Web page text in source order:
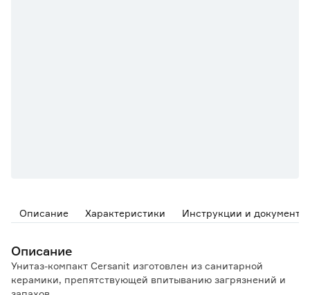
Описание Характеристики Инструкции и документы
Описание
Унитаз-компакт Cersanit изготовлен из санитарной
керамики, препятствующей впитыванию загрязнений и